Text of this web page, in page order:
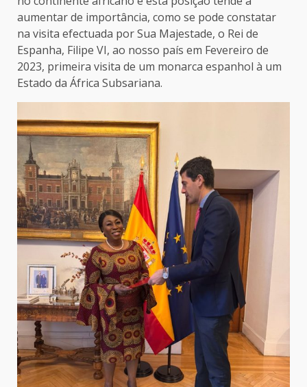
aumentar de importância, como se pode constatar
na visita efectuada por Sua Majestade, o Rei de
Espanha, Filipe VI, ao nosso país em Fevereiro de
2023, primeira visita de um monarca espanhol à um
Estado da África Subsariana.